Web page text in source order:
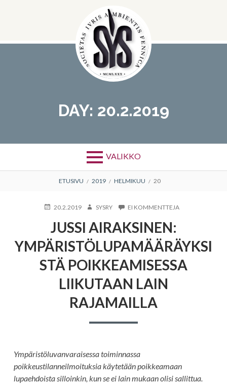
DAY: 20.2.2019
VALIKKO
MURUPOLKU
ETUSIVU 2019 HELMIKUU 20
KIRJOITETTU
20.2.2019 KIRJOITTAJA
SYSRY EI KOMMENTTEJA
LIIKUTAAN
LAIN
RAJAMAILLA
JUSSI AIRAKSINEN:
YMPÄRISTÖLUPAMÄÄRÄYKSI
STÄ POIKKEAMISESSA
LIIKUTAAN LAIN
RAJAMAILLA
Ympäristöluvanvaraisessa toiminnassa
poikkeustilanneilmoituksia käytetään poikkeamaan
lupaehdoista silloinkin, kun se ei lain mukaan olisi sallittua.